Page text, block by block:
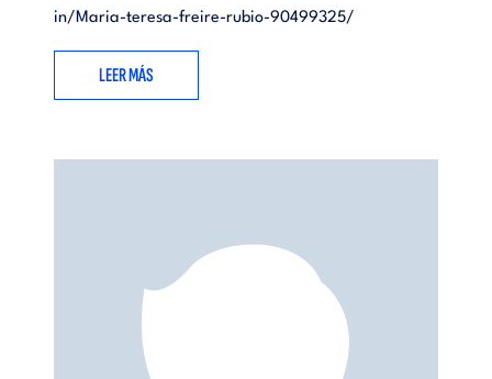
in/Maria-teresa-freire-rubio-90499325/
LEER MÁS